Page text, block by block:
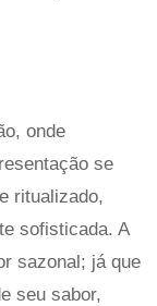
onde
se
ritualizado,
sofisticada. A
sazonal; já que
seu sabor,